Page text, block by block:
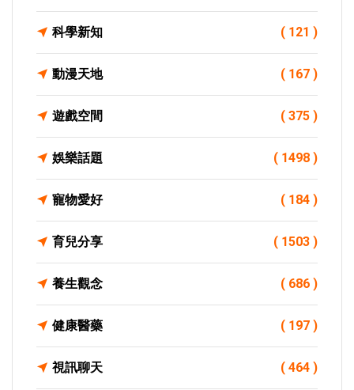
科學新知 ( 121 )
動漫天地 ( 167 )
遊戲空間 ( 375 )
娛樂話題 ( 1498 )
寵物愛好 ( 184 )
育兒分享 ( 1503 )
養生觀念 ( 686 )
健康醫藥 ( 197 )
視訊聊天 ( 464 )